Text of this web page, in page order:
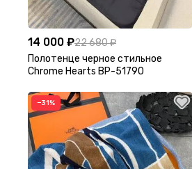
14 000 ₽22 680 ₽
Полотенце черное стильное
Chrome Hearts BP-51790
−31%